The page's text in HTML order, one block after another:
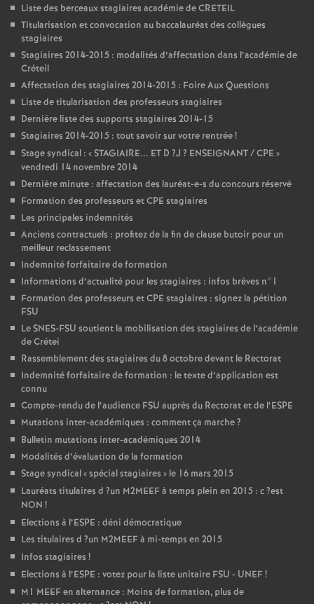
Liste des berceaux stagiaires académie deCRETEIL
Titularisation et convocation au baccalauréat des collègues
stagiaires
Stagiaires 2014-2015 : modalités d’affectation dans l’académie de
Créteil
Affectation des stagiaires 2014-2015 : Foire Aux Questions
Liste de titularisation des professeurs stagiaires
Dernière liste des supports stagiaires 2014-15
Stagiaires 2014-2015 : tout savoir sur votre rentrée!
Stage syndical : «STAGIAIRE... ET D ?J ? ENSEIGNANT/CPE »
vendredi 14 novembre 2014
Dernière minute : affectation des lauréat-e-s du concours réservé
Formation des professeurs etCPE stagiaires
Les principales indemnités
Anciens contractuels : profitez de la fin de clause butoir pour un
meilleur reclassement
Indemnité forfaitaire de formation
Informations d’actualité pour les stagiaires : infos brèves n°1
Formation des professeurs etCPE stagiaires : signez la pétition
FSU
LeSNES-FSU soutient la mobilisation des stagiaires de l’académie
de Crétei
Rassemblement des stagiaires du 8 octobre devant le Rectorat
Indemnité forfaitaire de formation : le texte d’application est
connu
Compte-rendu de l’audience FSU auprès du Rectorat et de l’ESPE
Mutations inter-académiques : comment ça marche?
Bulletin mutations inter-académiques 2014
Modalités d’évaluation de la formation
Stage syndical «spécial stagiaires » le 16 mars 2015
Lauréats titulaires d ?un M2MEEFà temps plein en 2015 : c?est
NON !
Elections à l’ESPE : déni démocratique
Les titulaires d ?un M2MEEFà mi-temps en 2015
Infos stagiaires !
Elections à l’ESPE : votez pour la liste unitaire FSU - UNEF!
M1 MEEFen alternance : Moins de formation, plus de